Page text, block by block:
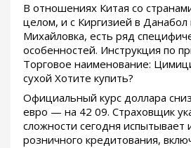
В отношениях Китая со
целом, и с Киргизией в Данабол
Михайловка, есть ряд
особенностей. Инструкция по
Торговое наименование:
сухой Хотите купить?
Официальный курс доллара
евро — на 42 09. Страховщик
сложности сегодня испытывает
розничного кредитования,